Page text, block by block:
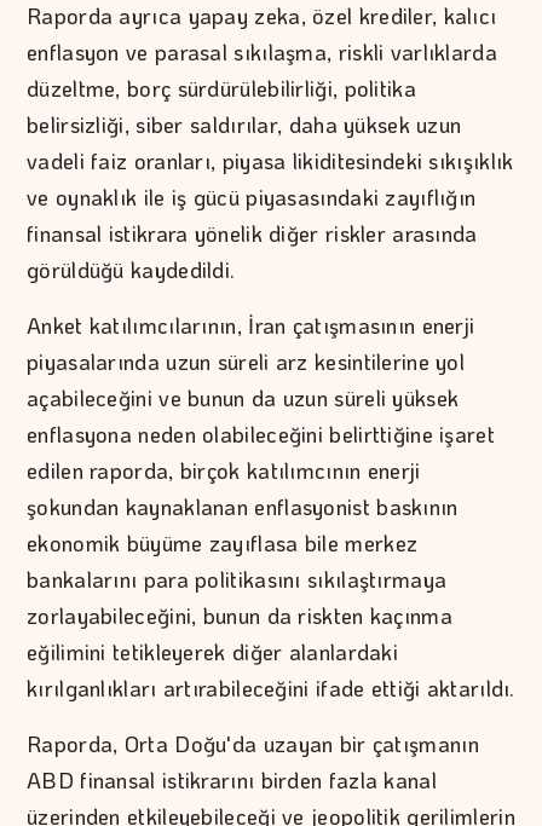
Raporda ayrıca yapay zeka, özel krediler, kalıcı
enflasyon ve parasal sıkılaşma, riskli varlıklarda
düzeltme, borç sürdürülebilirliği, politika
belirsizliği, siber saldırılar, daha yüksek uzun
vadeli faiz oranları, piyasa likiditesindeki sıkışıklık
ve oynaklık ile iş gücü piyasasındaki zayıflığın
finansal istikrara yönelik diğer riskler arasında
görüldüğü kaydedildi.
Anket katılımcılarının, İran çatışmasının enerji
piyasalarında uzun süreli arz kesintilerine yol
açabileceğini ve bunun da uzun süreli yüksek
enflasyona neden olabileceğini belirttiğine işaret
edilen raporda, birçok katılımcının enerji
şokundan kaynaklanan enflasyonist baskının
ekonomik büyüme zayıflasa bile merkez
bankalarını para politikasını sıkılaştırmaya
zorlayabileceğini, bunun da riskten kaçınma
eğilimini tetikleyerek diğer alanlardaki
kırılganlıkları artırabileceğini ifade ettiği aktarıldı.
Raporda, Orta Doğu'da uzayan bir çatışmanın
ABD finansal istikrarını birden fazla kanal
üzerinden etkileyebileceği ve jeopolitik gerilimlerin